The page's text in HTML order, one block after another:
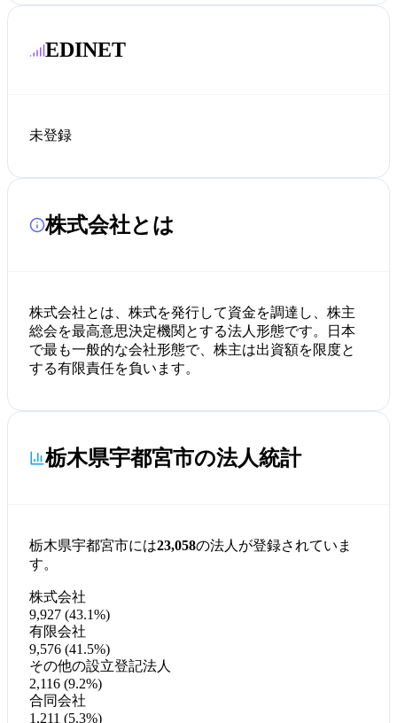
EDINET
未登録
株式会社とは
株式会社とは、株式を発行して資金を調達し、株主
総会を最高意思決定機関とする法人形態です。日本
で最も一般的な会社形態で、株主は出資額を限度と
する有限責任を負います。
栃木県宇都宮市の法人統計
栃木県宇都宮市には23,058の法人が登録されていま
す。
株式会社
9,927 (43.1%)
有限会社
9,576 (41.5%)
その他の設立登記法人
2,116 (9.2%)
合同会社
1,211 (5.3%)